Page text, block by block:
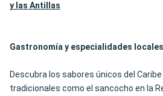
y las Antillas
Gastronomía y especialidades locales
Descubra los sabores únicos del
tradicionales como el sancocho en la